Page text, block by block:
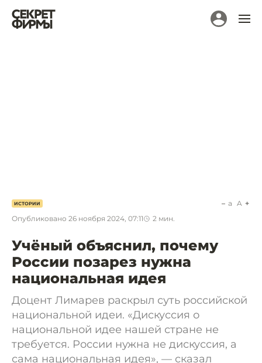
ИСТОРИИ
Опубликовано 26 ноября 2024, 07:11 2 мин.
a A
Учёный объяснил, почему
России позарез нужна
национальная идея
Доцент Лимарев раскрыл суть российской
национальной идеи. «Дискуссия о
национальной идее нашей стране не
требуется. России нужна не дискуссия, а
сама национальная идея», — сказал